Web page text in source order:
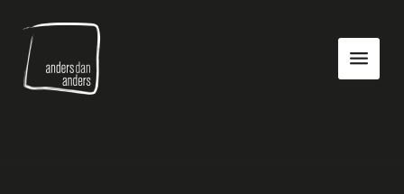
Anders
dan
Toon
navigatie